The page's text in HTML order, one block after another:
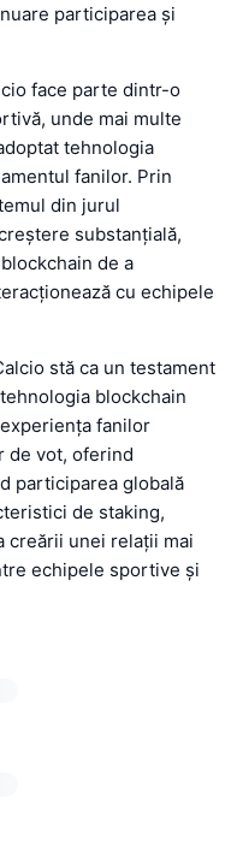
participarea și
face parte dintr-o
unde mai multe
tehnologia
fanilor. Prin
din jurul
substanțială,
de a
cu echipele
stă ca un testament
blockchain
fanilor
de vot, oferind
participarea globală
de staking,
creării unei relații mai
echipele sportive și